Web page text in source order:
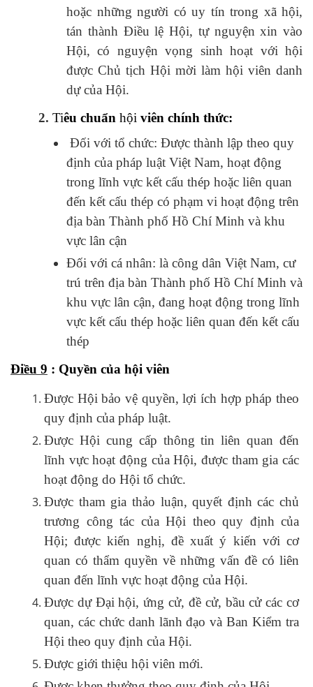
hoặc những người có uy tín trong xã hội,
tán thành Điều lệ Hội, tự nguyện xin vào
Hội, có nguyện vọng sinh hoạt với hội
được Chủ tịch Hội mời làm hội viên danh
dự của Hội.
2. Tiêu chuẩn hội viên chính thức:
Đối với tổ chức: Được thành lập theo quy
định của pháp luật Việt Nam, hoạt động
trong lĩnh vực kết cấu thép hoặc liên quan
đến kết cấu thép có phạm vi hoạt động trên
địa bàn Thành phố Hồ Chí Minh và khu
vực lân cận
Đối với cá nhân: là công dân Việt Nam, cư
trú trên địa bàn Thành phố Hồ Chí Minh và
khu vực lân cận, đang hoạt động trong lĩnh
vực kết cấu thép hoặc liên quan đến kết cấu
thép
Điều 9 : Quyền của hội viên
Được Hội bảo vệ quyền, lợi ích hợp pháp theo
quy định của pháp luật.
Được Hội cung cấp thông tin liên quan đến
lĩnh vực hoạt động của Hội, được tham gia các
hoạt động do Hội tổ chức.
Được tham gia thảo luận, quyết định các chủ
trương công tác của Hội theo quy định của
Hội; được kiến nghị, đề xuất ý kiến với cơ
quan có thẩm quyền về những vấn đề có liên
quan đến lĩnh vực hoạt động của Hội.
Được dự Đại hội, ứng cử, đề cử, bầu cử các cơ
quan, các chức danh lãnh đạo và Ban Kiểm tra
Hội theo quy định của Hội.
Được giới thiệu hội viên mới.